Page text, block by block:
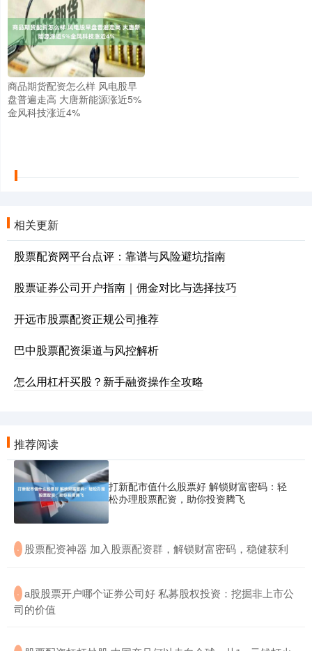
商品期货配资怎么样 风电股早
盘普遍走高 大唐新能源涨近5%
金风科技涨近4%
相关更新
股票配资网平台点评：靠谱与风险避坑指南
股票证券公司开户指南｜佣金对比与选择技巧
开远市股票配资正规公司推荐
巴中股票配资渠道与风控解析
怎么用杠杆买股？新手融资操作全攻略
推荐阅读
打新配市值什么股票好 解锁财富密码：轻
松办理股票配资，助你投资腾飞
· ​股票配资神器 加入股票配资群，解锁财富密码，稳健获利
· ​a股股票开户哪个证券公司好 私募股权投资：挖掘非上市公
司的价值